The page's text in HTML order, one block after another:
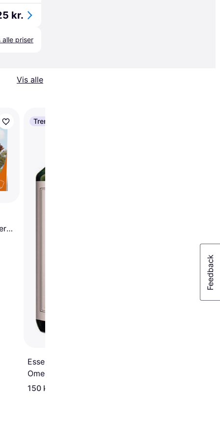
kr.
alle priser
Vis alle
Trender
Essential Foods The
Omega 3 Oil 1L
150 kr.